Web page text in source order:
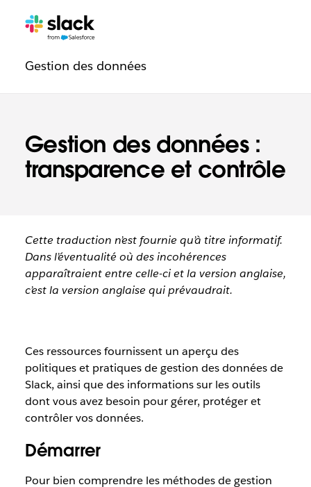
Gestion des données :
transparence et contrôle
Navigation
Pages
Gestion des donnéessupplémentaires
Cette traduction n’est fournie qu’à titre informatif.
Dans l’éventualité où des incohérences
apparaîtraient entre celle-ci et la version anglaise,
c’est la version anglaise qui prévaudrait.
Ces ressources fournissent un aperçu des
politiques et pratiques de gestion des données de
Slack, ainsi que des informations sur les outils
dont vous avez besoin pour gérer, protéger et
contrôler vos données.
Démarrer
Pour bien comprendre les méthodes de gestion